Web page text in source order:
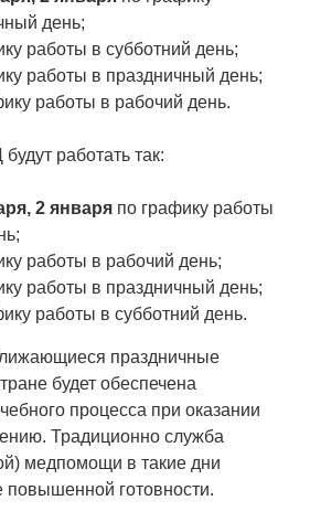
день;
работы в субботний день;
работы в праздничный день;
работы в рабочий день.
работать так:
2 января по графику работы
работы в рабочий день;
работы в праздничный день;
работы в субботний день.
праздничные
будет обеспечена
процесса при оказании
Традиционно служба
медпомощи в такие дни
повышенной готовности.